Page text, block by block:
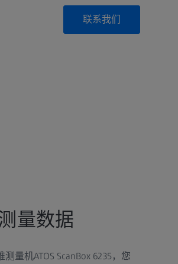
联系我们
量数据
量机ATOS ScanBox 6235，您